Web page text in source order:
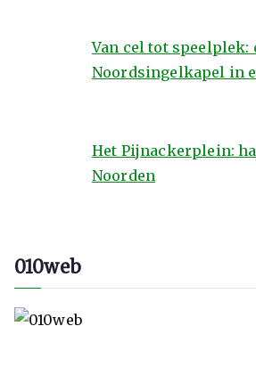
Van cel tot speelplek:
Noordsingelkapel in
Het Pijnackerplein:
Noorden
010web